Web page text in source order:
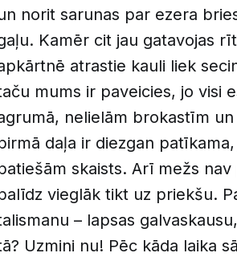
norit sarunas par ezera
Kamēr cit jau gatavojas
atrastie kauli liek
mums ir paveicies, jo visi
nelielām brokastīm
daļa ir diezgan
skaists. Arī mežs
vieglāk tikt uz priekšu.
– lapsas
Uzmini nu! Pēc kāda laika